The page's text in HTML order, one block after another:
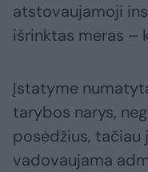
atstovaujamoji
išrinktas meras –
Įstatyme
tarybos narys,
posėdžius, tačiau
vadovaujama